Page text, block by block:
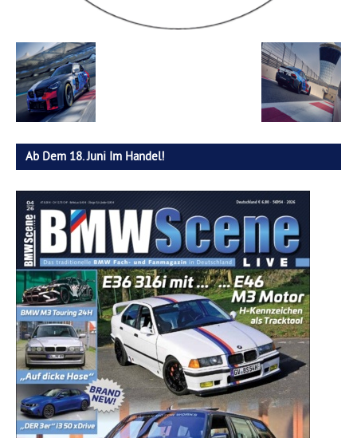
Ab Dem 18. Juni Im Handel!